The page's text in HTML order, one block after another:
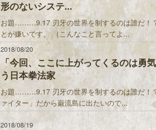
形のないシステ...
お題………9.17 刃牙の世界を制するのは誰だ！
とが嫌いです。 （こんなこと言ってよ...
2018/08/20
「今回、ここに上がってくるのは勇
う日本拳法家
お題………9.17 刃牙の世界を制するのは誰だ！
ァイター」だから巌流島に出たいので...
2018/08/19